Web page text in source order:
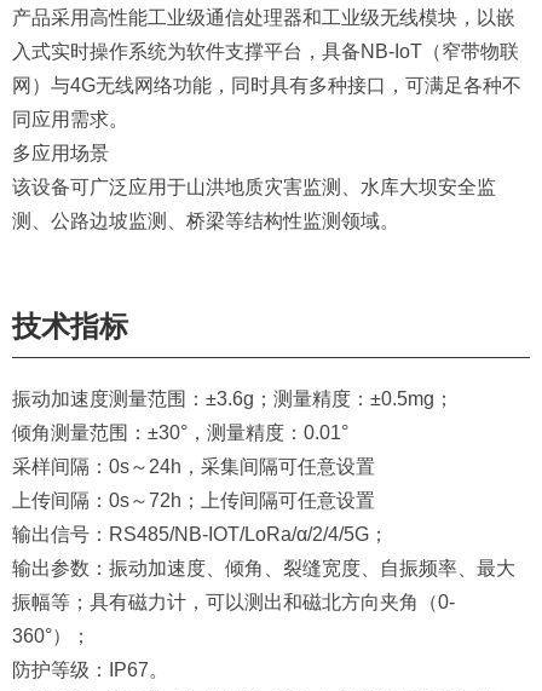
产品采用高性能工业级通信处理器和工业级无线模块，以嵌
入式实时操作系统为软件支撑平台，具备NB-IoT（窄带物联
网）与4G无线网络功能，同时具有多种接口，可满足各种不
同应用需求。
多应用场景
该设备可广泛应用于山洪地质灾害监测、水库大坝安全监
测、公路边坡监测、桥梁等结构性监测领域。
技术指标
振动加速度测量范围：±3.6g；测量精度：±0.5mg；
倾角测量范围：±30°，测量精度：0.01°
采样间隔：0s～24h，采集间隔可任意设置
上传间隔：0s～72h；上传间隔可任意设置
输出信号：RS485/NB-IOT/LoRa/α/2/4/5G；
输出参数：振动加速度、倾角、裂缝宽度、自振频率、最大
振幅等；具有磁力计，可以测出和磁北方向夹角（0-
360°）；
防护等级：IP67。